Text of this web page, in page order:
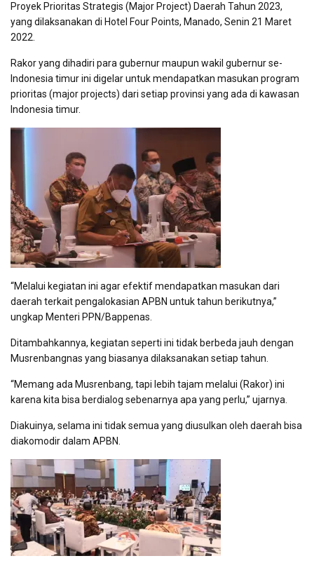
Proyek Prioritas Strategis (Major Project) Daerah Tahun 2023,
yang dilaksanakan di Hotel Four Points, Manado, Senin 21 Maret
2022.
Rakor yang dihadiri para gubernur maupun wakil gubernur se-
Indonesia timur ini digelar untuk mendapatkan masukan program
prioritas (major projects) dari setiap provinsi yang ada di kawasan
Indonesia timur.
“Melalui kegiatan ini agar efektif mendapatkan masukan dari
daerah terkait pengalokasian APBN untuk tahun berikutnya,”
ungkap Menteri PPN/Bappenas.
Ditambahkannya, kegiatan seperti ini tidak berbeda jauh dengan
Musrenbangnas yang biasanya dilaksanakan setiap tahun.
“Memang ada Musrenbang, tapi lebih tajam melalui (Rakor) ini
karena kita bisa berdialog sebenarnya apa yang perlu,” ujarnya.
Diakuinya, selama ini tidak semua yang diusulkan oleh daerah bisa
diakomodir dalam APBN.